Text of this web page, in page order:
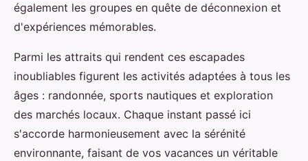
également les groupes en quête de déconnexion et
d'expériences mémorables.
Parmi les attraits qui rendent ces escapades
inoubliables figurent les activités adaptées à tous les
âges : randonnée, sports nautiques et exploration
des marchés locaux. Chaque instant passé ici
s'accorde harmonieusement avec la sérénité
environnante, faisant de vos vacances un véritable